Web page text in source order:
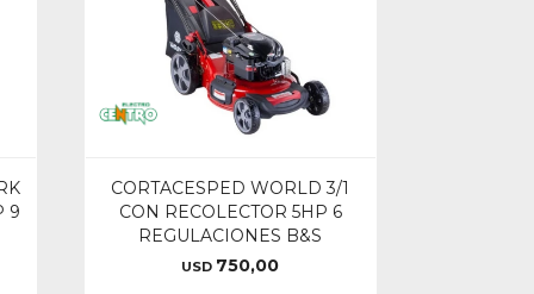
9
CORTACESPED WORLD 3/1
CON RECOLECTOR 5HP 6
REGULACIONES B&S
USD 750,00